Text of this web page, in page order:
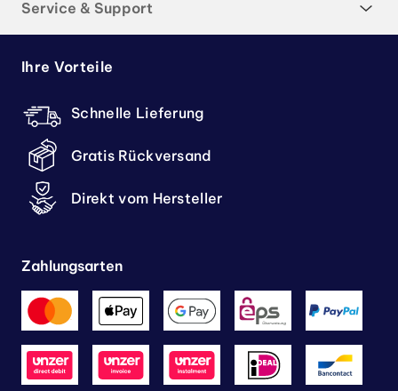
Service & Support
Ihre Vorteile
Schnelle Lieferung
Gratis Rückversand
Direkt vom Hersteller
Zahlungsarten